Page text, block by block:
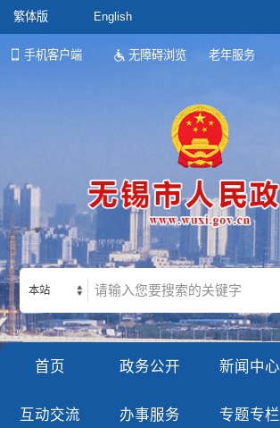
繁体版 English
手机客户端 无障碍浏览 老年服务
本站
首页 政务公开 新闻中心
互动交流 办事服务 专题专栏